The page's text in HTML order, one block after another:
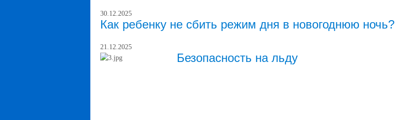
30.12.2025
Как ребенку не сбить режим дня в новогоднюю ночь?
21.12.2025
Безопасность на льду